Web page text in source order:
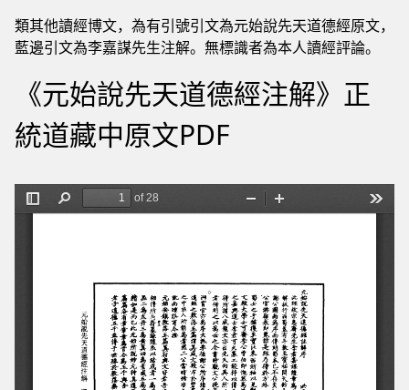
類其他讀經博文，為有引號引文為元始說先天道德經原文，
藍邊引文為李嘉謀先生注解。無標識者為本人讀經評論。
《元始說先天道德經注解》正
統道藏中原文PDF